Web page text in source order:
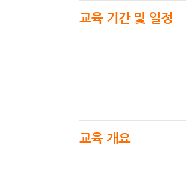
교육 기간 및 일정
교육 개요